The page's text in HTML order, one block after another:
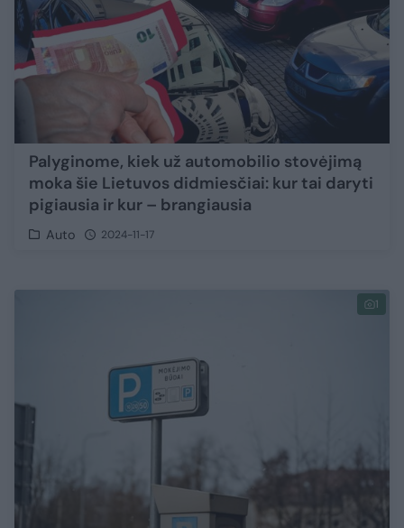
Palyginome, kiek už automobilio stovėjimą
moka šie Lietuvos didmiesčiai: kur tai daryti
pigiausia ir kur – brangiausia
Auto 2024-11-17
1